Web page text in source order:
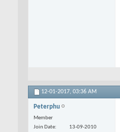
12-01-2017, 03:36 AM
Peterphu
Member
Join Date
13-09-2010